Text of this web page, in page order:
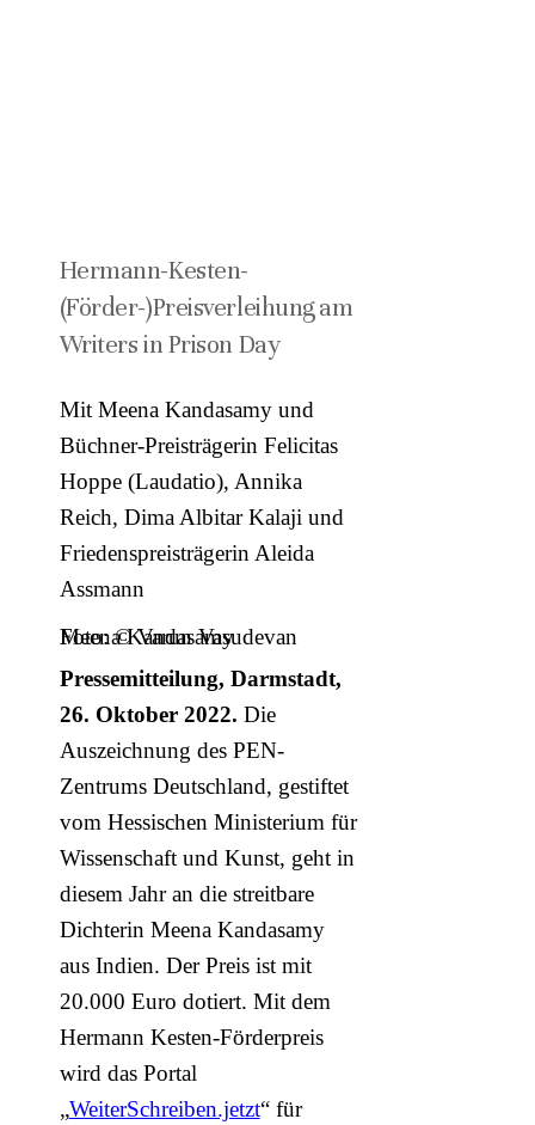
Hermann-Kesten-
(Förder-)Preisverleihung am
Writers in Prison Day
Mit Meena Kandasamy und
Büchner-Preisträgerin Felicitas
Hoppe (Laudatio), Annika
Reich, Dima Albitar Kalaji und
Friedenspreisträgerin Aleida
Assmann
Meena Kandasamy
Foto: © Varun Vasudevan
Pressemitteilung, Darmstadt,
26. Oktober 2022. Die
Auszeichnung des PEN-
Zentrums Deutschland, gestiftet
vom Hessischen Ministerium für
Wissenschaft und Kunst, geht in
diesem Jahr an die streitbare
Dichterin Meena Kandasamy
aus Indien. Der Preis ist mit
20.000 Euro dotiert. Mit dem
Hermann Kesten-Förderpreis
wird das Portal
„WeiterSchreiben.jetzt“ für